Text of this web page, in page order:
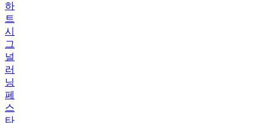
하
트
시
그
널
러
닝
페
스
타